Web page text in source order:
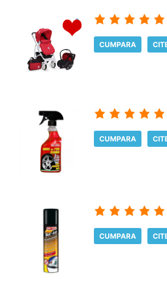
CUMPARA
CUMPARA
CUMPARA